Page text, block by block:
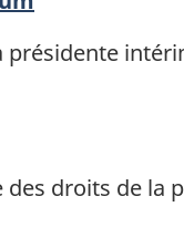
présidente
droits de la